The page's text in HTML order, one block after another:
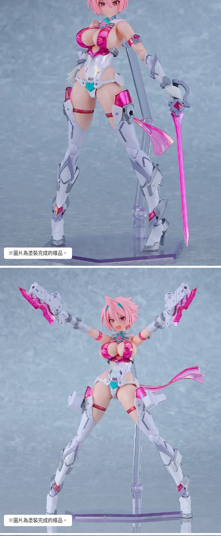
※圖片為塗裝完成的樣品。
※圖片為塗裝完成的樣品。